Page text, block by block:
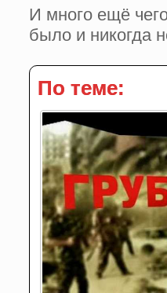
И много ещё
было и никогда
По теме: